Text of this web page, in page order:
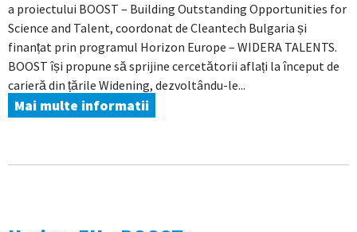
a proiectului BOOST – Building Outstanding Opportunities for
Science and Talent, coordonat de Cleantech Bulgaria și
finanțat prin programul Horizon Europe – WIDERA TALENTS.
BOOST își propune să sprijine cercetătorii aflați la început de
carieră din țările Widening, dezvoltându-le...
Mai multe informatii